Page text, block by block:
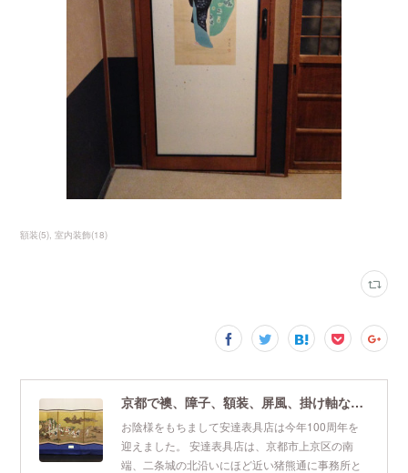
額装(5) 室内装飾(18)
京都で襖、障子、額装、屏風、掛け軸なら安達表具店
お陰様をもちまして安達表具店は今年100周年を
迎えました。 安達表具店は、京都市上京区の南
端、二条城の北沿いにほど近い猪熊通に事務所と